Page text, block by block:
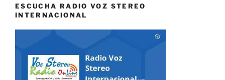
ESCUCHA RADIO VOZ STEREO
INTERNACIONAL